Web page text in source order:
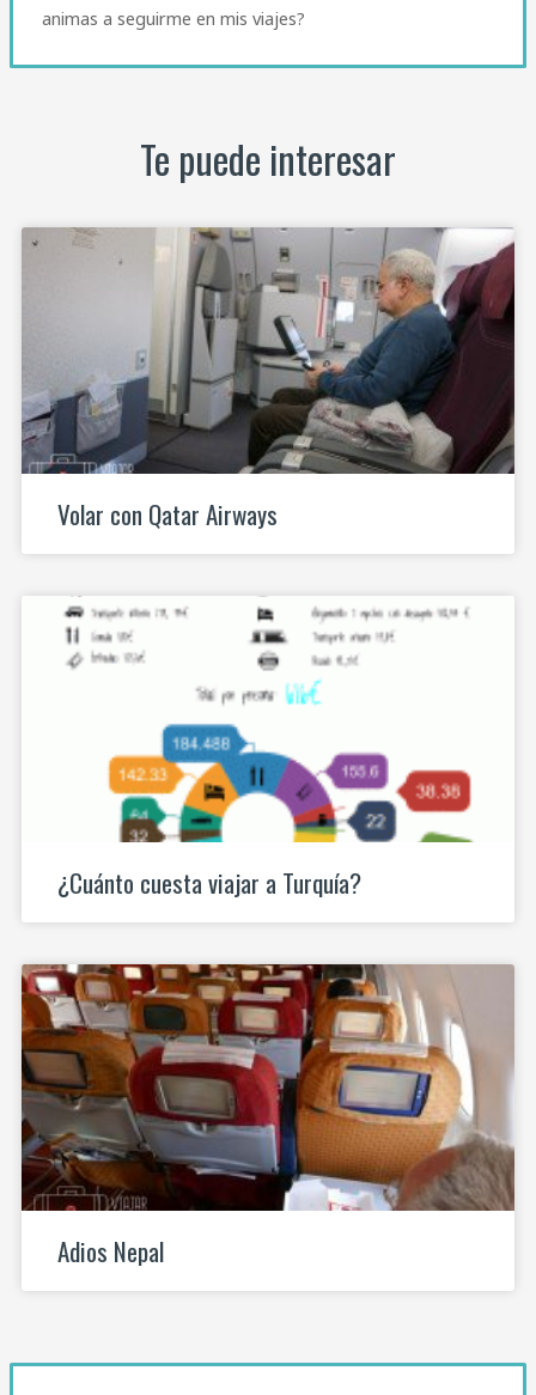
animas a seguirme en mis viajes?
Te puede interesar
Volar con Qatar Airways
¿Cuánto cuesta viajar a Turquía?
Adios Nepal